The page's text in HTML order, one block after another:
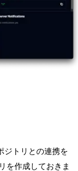
ジトリとの連携を
を作成しておきま